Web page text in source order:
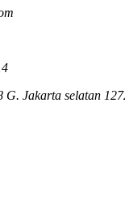
G. Jakarta selatan